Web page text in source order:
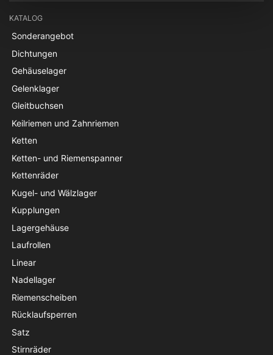
KATALOG
Sonderangebot
Dichtungen
Gehäuselager
Gelenklager
Gleitbuchsen
Keilriemen und Zahnriemen
Ketten
Ketten- und Riemenspanner
Kettenräder
Kugel- und Wälzlager
Kupplungen
Lagergehäuse
Laufrollen
Linear
Nadellager
Riemenscheiben
Rücklaufsperren
Satz
Stirnräder